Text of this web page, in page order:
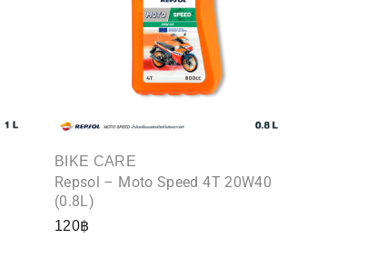
BIKE CARE
Repsol – Moto Speed 4T 20W40
(0.8L)
120฿